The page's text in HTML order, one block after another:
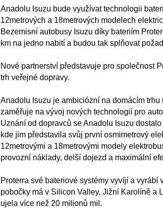
Anadolu Isuzu bude využívat technologii
12metrových a 18metrových modelech
Bezemisní autobusy Isuzu díky bateriím
km na jedno nabití a budou tak splňovat
Nové partnerství představuje pro společnost
trh veřejné dopravy.
Anadolu Isuzu je ambiciózní na domácím
zaměřuje na vývoj nových technologií pro
Uznání od dopravců se Anadolu Isuzu
kde jim představila svůj první osmimetrový
12metrovými a 18metrovými modely
provozní náklady, delší dojezd a maximální
Proterra své bateriové systémy vyvíjí a vyrábí
pobočky má v Silicon Valley, Jižní Karolíně a
ujela více než 20 milionů mil.